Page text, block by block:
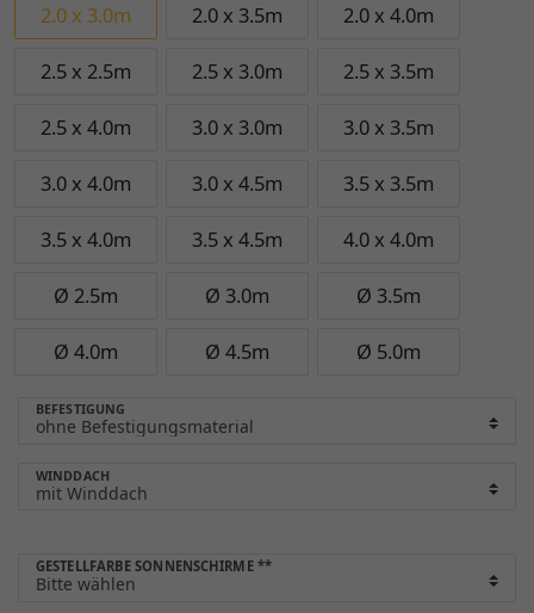
2.0 x 3.0m 2.0 x 3.5m 2.0 x 4.0m
2.5 x 2.5m 2.5 x 3.0m 2.5 x 3.5m
2.5 x 4.0m 3.0 x 3.0m 3.0 x 3.5m
3.0 x 4.0m 3.0 x 4.5m 3.5 x 3.5m
3.5 x 4.0m 3.5 x 4.5m 4.0 x 4.0m
Ø 2.5m Ø 3.0m Ø 3.5m
Ø 4.0m Ø 4.5m Ø 5.0m
BEFESTIGUNG
WINDDACH
GESTELLFARBE SONNENSCHIRME **